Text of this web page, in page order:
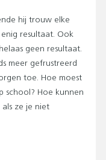
hij trouw elke
resultaat. Ook
geen resultaat.
meer gefrustreerd
toe. Hoe moest
school? Hoe kunnen
ze je niet